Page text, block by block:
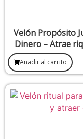
Velón Propósito
Dinero – Atrae
éxito
Añadir al carrito